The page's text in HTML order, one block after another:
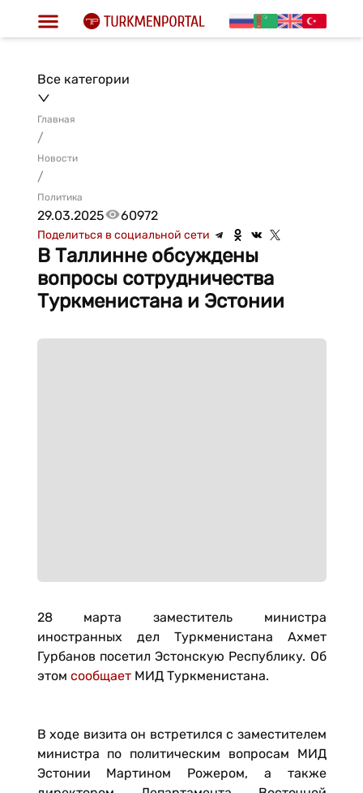
Все категории
Главная
/
Новости
/
Политика
29.03.2025 60972
Поделиться в социальной сети
В Таллинне обсуждены
вопросы сотрудничества
Туркменистана и Эстонии
28 марта заместитель министра
иностранных дел Туркменистана Ахмет
Гурбанов посетил Эстонскую Республику. Об
этом сообщаетМИД Туркменистана.
В ходе визита он встретился с заместителем
министра по политическим вопросам МИД
Эстонии Мартином Рожером, а также